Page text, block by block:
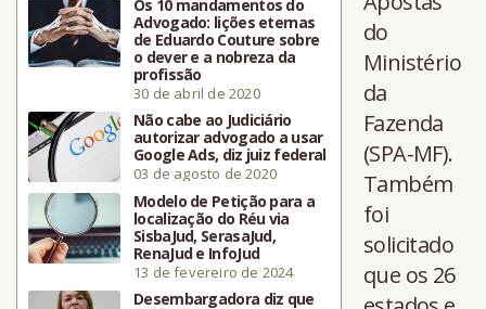
Os 10 mandamentos do
Advogado: lições eternas
de Eduardo Couture sobre
o dever e a nobreza da
profissão
30 de abril de 2020
Não cabe ao Judiciário
autorizar advogado a usar
Google Ads, diz juiz federal
03 de agosto de 2020
Modelo de Petição para a
localização do Réu via
SisbaJud, SerasaJud,
RenaJud e InfoJud
13 de fevereiro de 2024
Desembargadora diz que
do
Ministério
da
Fazenda
(SPA-MF).
Também
foi
solicitado
que os 26